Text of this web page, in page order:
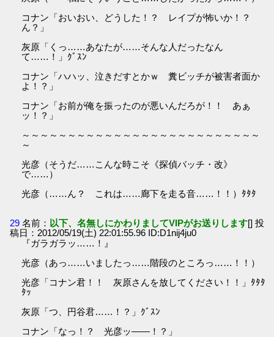
コナン「おいおい、どうした！？ レイプが怖いか！？
ん？」
灰原「くっ……あなたが……そんな人だったなん
て……！」ｸﾞｽﾝ
コナン「ハハッ、泣きだすとかｗ 糞ビッチが被害者面か
よ！？」
コナン「お前が俺を振ったのが悪いんだろが！！ あぁ
ッ！？」
～～～～～～～～～～～～～～～～～～～～～～～～～～
～
光彦（そうだ……こんな時こそ《探偵バッチ・改》
で……）
光彦（……ん？ これは……廊下を走る音……！！）ﾀﾀﾀ
29 名前： 以下、名無しにかわりましてVIPがお送りします[] 投
稿日：2012/05/19(土) 22:01:55.96 ID:D1nij4ju0
『ガラガラッ……！』
光彦（あっ……いましたっ……階段のところっ……！！）
光彦「コナン君！！ 灰原さんを放してください！！」ﾀﾀﾀ
ﾀｯ
灰原「つ、円谷君……！？」ｸﾞｽﾝ
コナン「なっ！？ 光彦ッ――！？」